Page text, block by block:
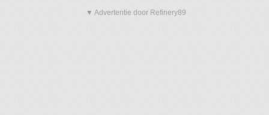
▼ Advertentie door Refinery89